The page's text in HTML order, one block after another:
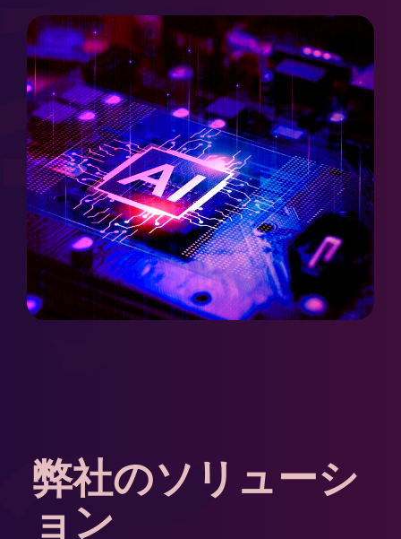
弊社のソリューシ
ョン